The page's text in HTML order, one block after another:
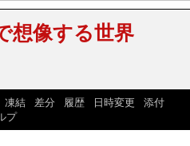
想像する世界
凍結| 差分 履歴| 日時変更 添付] [
プ]